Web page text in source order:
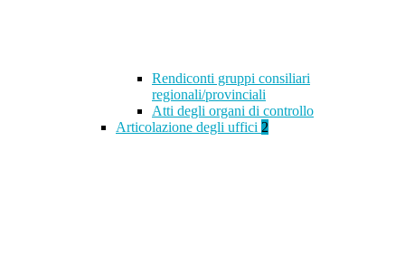
Rendiconti gruppi consiliari
regionali/provinciali
Atti degli organi di controllo
Articolazione degli uffici 2